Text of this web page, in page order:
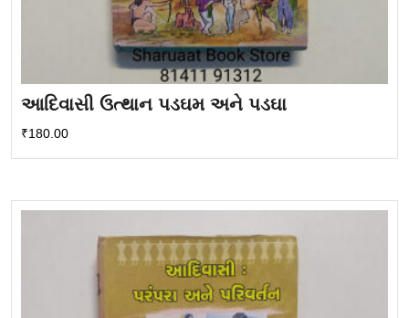
આદિવાસી ઉત્થાન પડઘમ અને પડઘા
₹180.00